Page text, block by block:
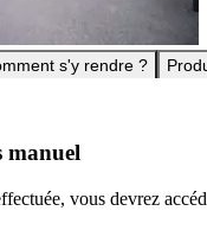
s'y rendre ?
manuel
vous devrez